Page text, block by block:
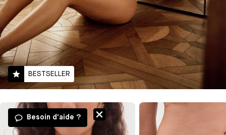
BESTSELLER
Besoin d'aide ?